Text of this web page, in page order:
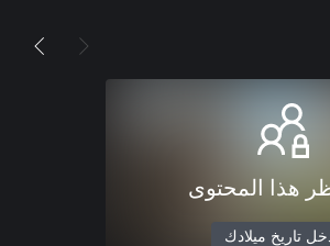
هذا المحتوى
تاريخ ميلادك